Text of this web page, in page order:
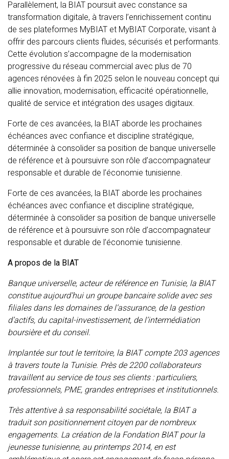
Parallèlement, la BIAT poursuit avec constance sa
transformation digitale, à travers l’enrichissement continu
de ses plateformes MyBIAT et MyBIAT Corporate, visant à
offrir des parcours clients fluides, sécurisés et performants.
Cette évolution s’accompagne de la modernisation
progressive du réseau commercial avec plus de 70
agences rénovées à fin 2025 selon le nouveau concept qui
allie innovation, modernisation, efficacité opérationnelle,
qualité de service et intégration des usages digitaux.
Forte de ces avancées, la BIAT aborde les prochaines
échéances avec confiance et discipline stratégique,
déterminée à consolider sa position de banque universelle
de référence et à poursuivre son rôle d’accompagnateur
responsable et durable de l’économie tunisienne.
Forte de ces avancées, la BIAT aborde les prochaines
échéances avec confiance et discipline stratégique,
déterminée à consolider sa position de banque universelle
de référence et à poursuivre son rôle d’accompagnateur
responsable et durable de l’économie tunisienne.
A propos de la BIAT
Banque universelle, acteur de référence en Tunisie, la BIAT
constitue aujourd’hui un groupe bancaire solide avec ses
filiales dans les domaines de l’assurance, de la gestion
d’actifs, du capital-investissement, de l’intermédiation
boursière et du conseil.
Implantée sur tout le territoire, la BIAT compte 203 agences
à travers toute la Tunisie. Près de 2200 collaborateurs
travaillent au service de tous ses clients : particuliers,
professionnels, PME, grandes entreprises et institutionnels.
Très attentive à sa responsabilité sociétale, la BIAT a
traduit son positionnement citoyen par de nombreux
engagements. La création de la Fondation BIAT pour la
jeunesse tunisienne, au printemps 2014, en est